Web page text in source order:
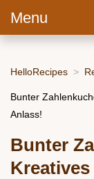
Menu
HelloRecipes
Bunter
Anlass!
Bunter